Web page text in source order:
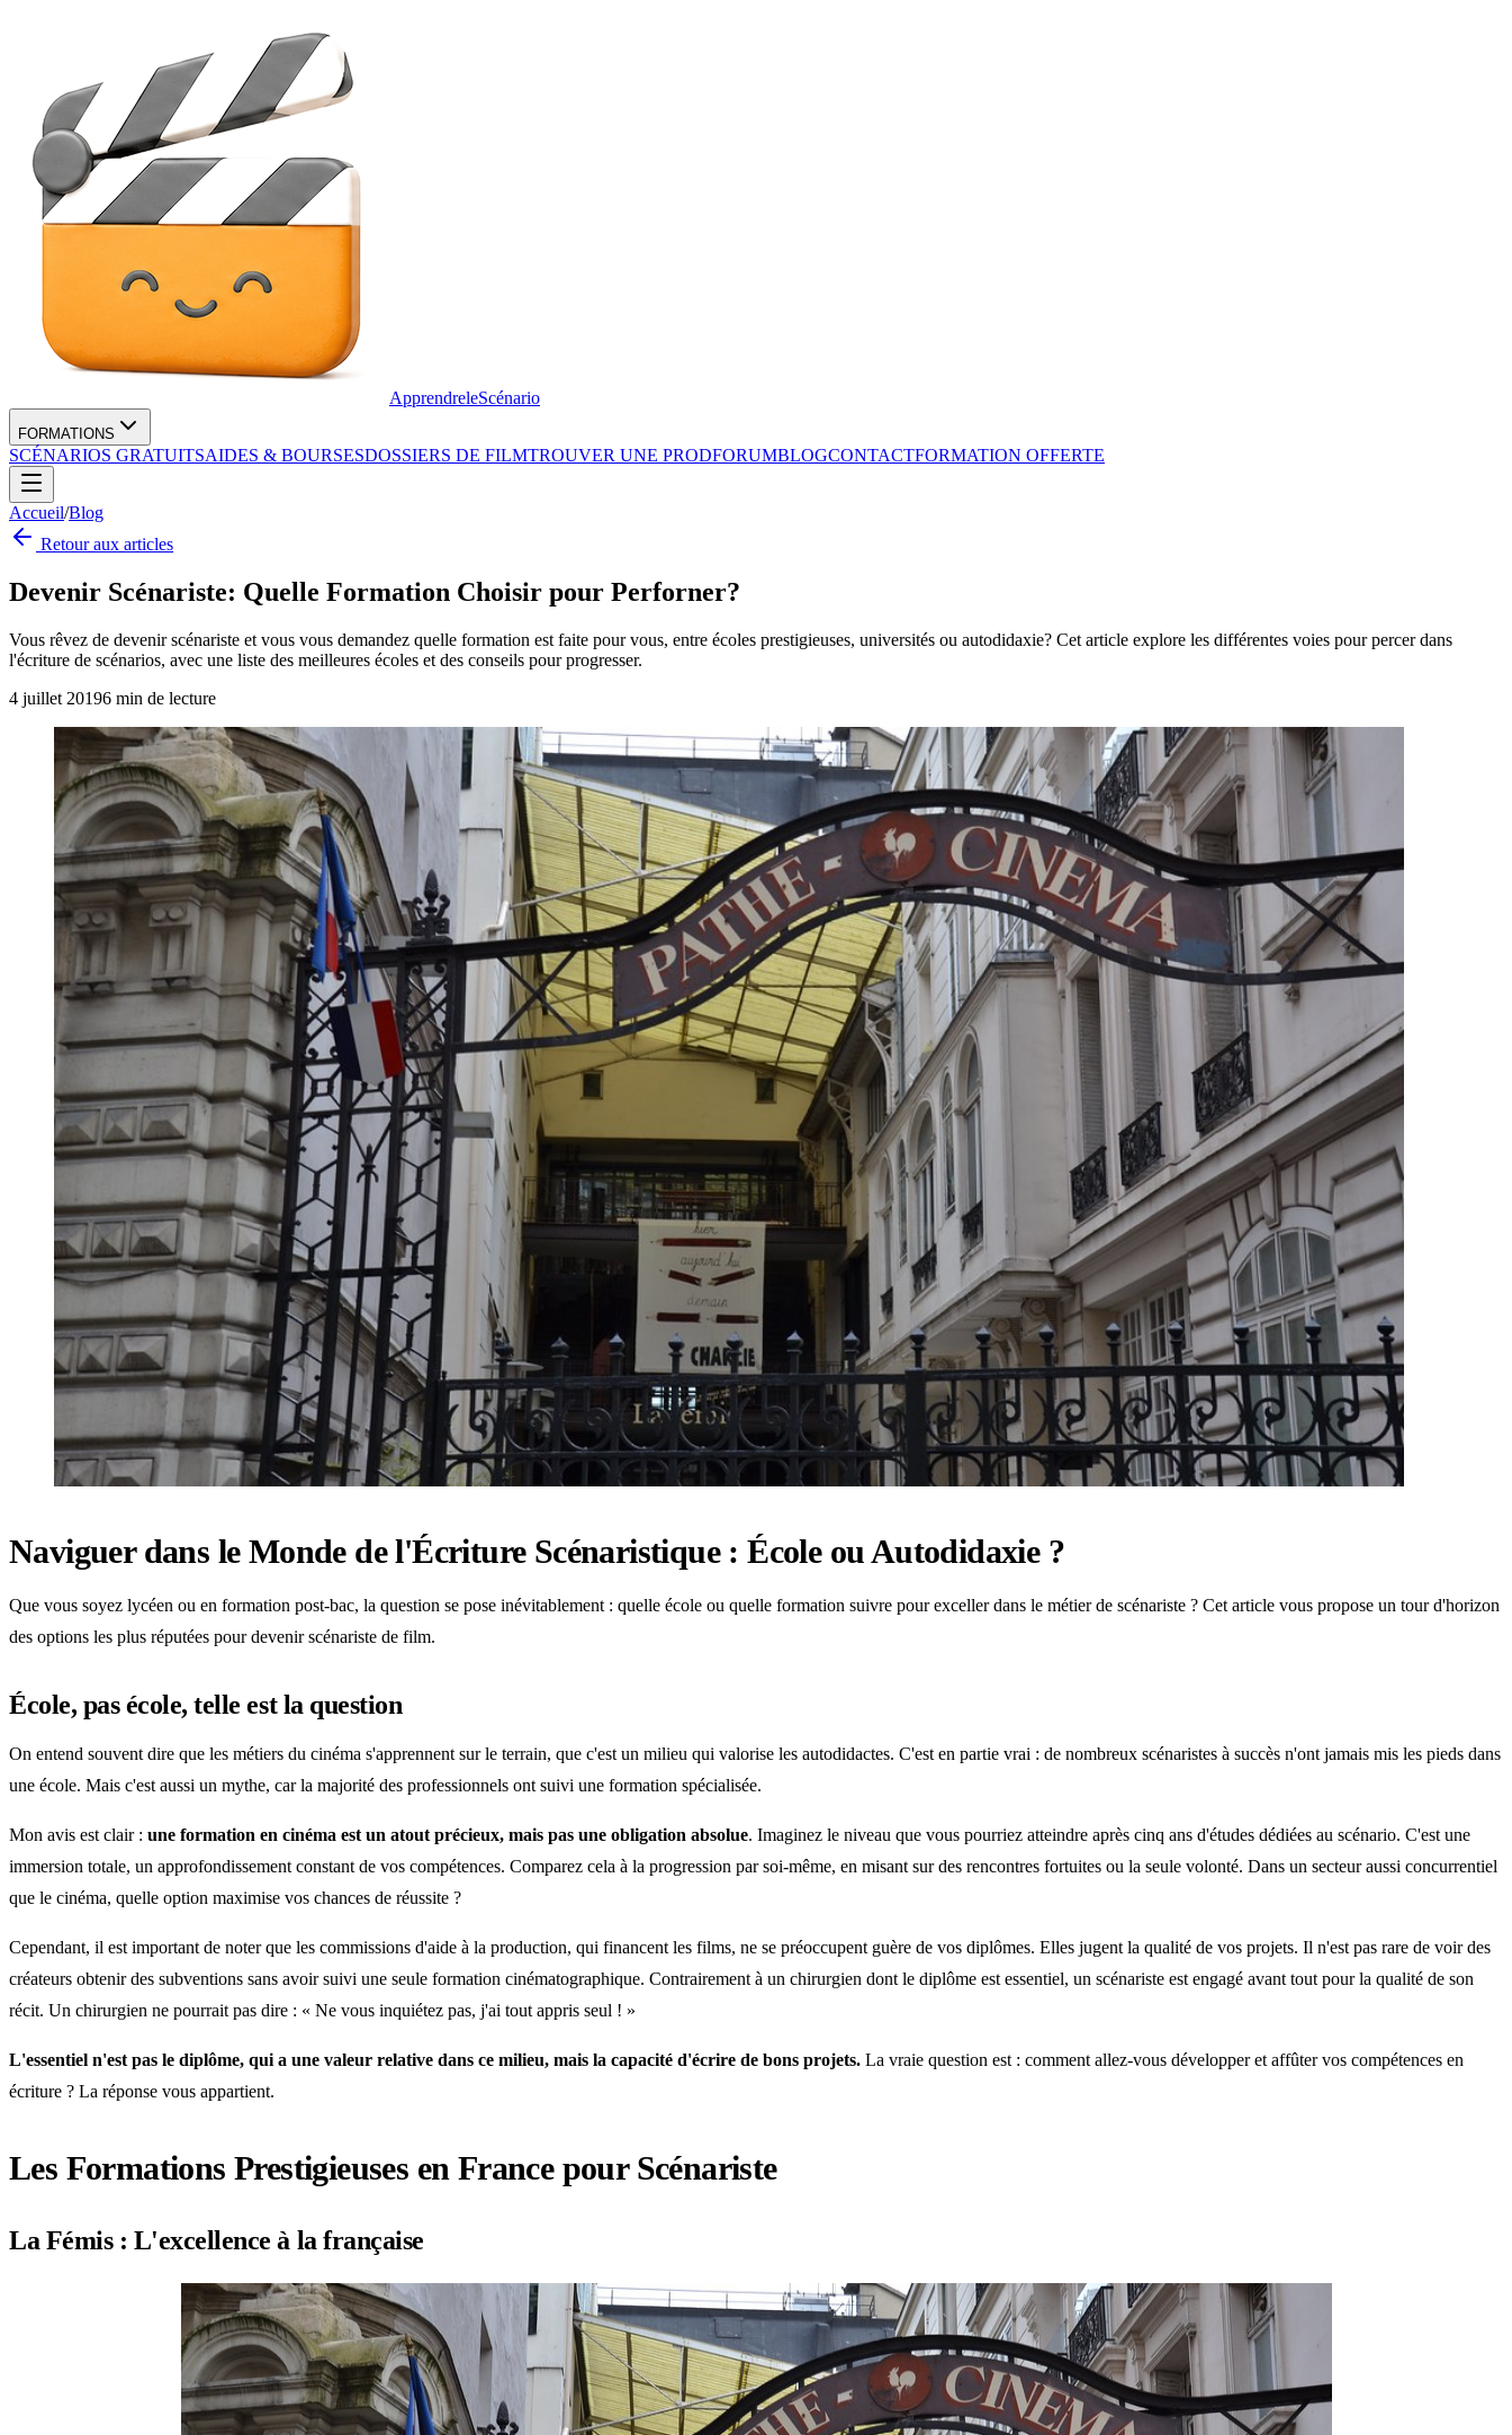
ApprendreleScénario
FORMATIONS
SCÉNARIOS GRATUITSAIDES & BOURSESDOSSIERS DE FILMTROUVER UNE PRODFORUMBLOGCONTACTFORMATION OFFERTE
Accueil/Blog
Retour aux articles
Devenir Scénariste: Quelle Formation Choisir pour Perforner?
Vous rêvez de devenir scénariste et vous vous demandez quelle formation est faite pour vous, entre écoles prestigieuses, universités ou autodidaxie? Cet article explore les différentes voies pour percer dans
l'écriture de scénarios, avec une liste des meilleures écoles et des conseils pour progresser.
4 juillet 20196 min de lecture
Naviguer dans le Monde de l'Écriture Scénaristique : École ou Autodidaxie ?
Que vous soyez lycéen ou en formation post-bac, la question se pose inévitablement : quelle école ou quelle formation suivre pour exceller dans le métier de scénariste ? Cet article vous propose un tour d'horizon
des options les plus réputées pour devenir scénariste de film.
École, pas école, telle est la question
On entend souvent dire que les métiers du cinéma s'apprennent sur le terrain, que c'est un milieu qui valorise les autodidactes. C'est en partie vrai : de nombreux scénaristes à succès n'ont jamais mis les pieds dans
une école. Mais c'est aussi un mythe, car la majorité des professionnels ont suivi une formation spécialisée.
Mon avis est clair : une formation en cinéma est un atout précieux, mais pas une obligation absolue. Imaginez le niveau que vous pourriez atteindre après cinq ans d'études dédiées au scénario. C'est une
immersion totale, un approfondissement constant de vos compétences. Comparez cela à la progression par soi-même, en misant sur des rencontres fortuites ou la seule volonté. Dans un secteur aussi concurrentiel
que le cinéma, quelle option maximise vos chances de réussite ?
Cependant, il est important de noter que les commissions d'aide à la production, qui financent les films, ne se préoccupent guère de vos diplômes. Elles jugent la qualité de vos projets. Il n'est pas rare de voir des
créateurs obtenir des subventions sans avoir suivi une seule formation cinématographique. Contrairement à un chirurgien dont le diplôme est essentiel, un scénariste est engagé avant tout pour la qualité de son
récit. Un chirurgien ne pourrait pas dire : « Ne vous inquiétez pas, j'ai tout appris seul ! »
L'essentiel n'est pas le diplôme, qui a une valeur relative dans ce milieu, mais la capacité d'écrire de bons projets. La vraie question est : comment allez-vous développer et affûter vos compétences en
écriture ? La réponse vous appartient.
Les Formations Prestigieuses en France pour Scénariste
La Fémis : L'excellence à la française